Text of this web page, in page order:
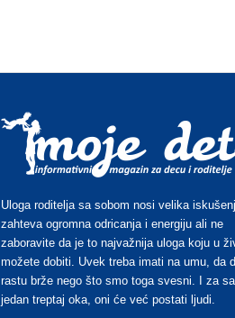
Uloga roditelja sa sobom nosi velika
zahteva ogromna odricanja i energiju ali ne
zaboravite da je to najvažnija uloga koju u
možete dobiti. Uvek treba imati na umu, da
rastu brže nego što smo toga svesni. I za
jedan treptaj oka, oni će već postati ljudi.